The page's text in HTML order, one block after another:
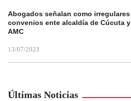
Abogados señalan como irregulares
convenios ente alcaldía de Cúcuta y
AMC
13/07/2023
Últimas Noticias